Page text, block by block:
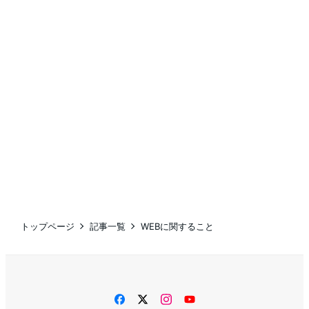
トップページ 記事一覧 WEBに関すること
facebooktwitterinstagram
YouTube